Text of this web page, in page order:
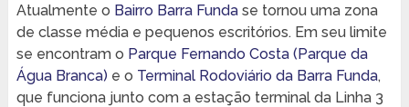
Atualmente o Bairro Barra Fundase tornou uma zona
de classe média e pequenos escritórios. Em seu limite
se encontram o Parque Fernando Costa (Parque da
Água Branca) e o Terminal Rodoviário da Barra Funda,
que funciona junto com a estação terminal da Linha 3